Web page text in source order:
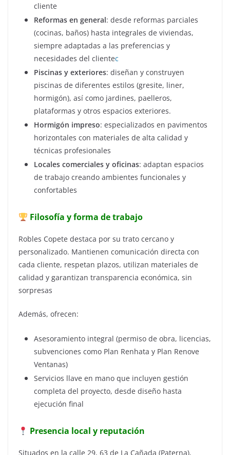
cliente
Reformas en general: desde reformas parciales
(cocinas, baños) hasta integrales de viviendas,
siempre adaptadas a las preferencias y
necesidades del clientec
Piscinas y exteriores: diseñan y construyen
piscinas de diferentes estilos (gresite, liner,
hormigón), así como jardines, paelleros,
plataformas y otros espacios exteriores.
Hormigón impreso: especializados en pavimentos
horizontales con materiales de alta calidad y
técnicas profesionales
Locales comerciales y oficinas: adaptan espacios
de trabajo creando ambientes funcionales y
confortables
Filosofía y forma de trabajo
Robles Copete destaca por su trato cercano y
personalizado. Mantienen comunicación directa con
cada cliente, respetan plazos, utilizan materiales de
calidad y garantizan transparencia económica, sin
sorpresas
Además, ofrecen:
Asesoramiento integral (permiso de obra, licencias,
subvenciones como Plan Renhata y Plan Renove
Ventanas)
Servicios llave en mano que incluyen gestión
completa del proyecto, desde diseño hasta
ejecución final
Presencia local y reputación
Situados en la calle 29, 63 de La Cañada (Paterna),